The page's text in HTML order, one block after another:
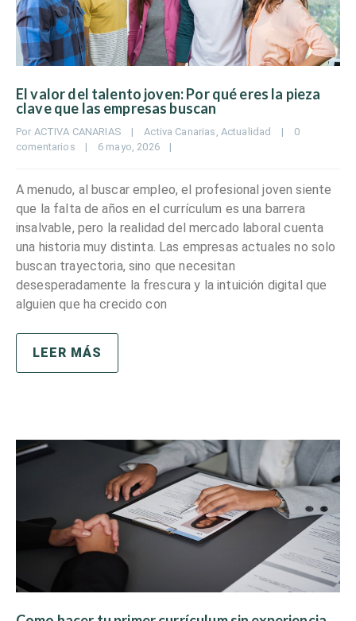
El valor del talento joven: Por qué eres la pieza
clave que las empresas buscan
Por ACTIVA CANARIAS | Activa Canarias Actualidad |
0
comentarios
| 6 mayo, 2026 |
A menudo, al buscar empleo, el profesional joven siente
que la falta de años en el currículum es una barrera
insalvable, pero la realidad del mercado laboral cuenta
una historia muy distinta. Las empresas actuales no solo
buscan trayectoria, sino que necesitan
desesperadamente la frescura y la intuición digital que
alguien que ha crecido con
LEER MÁS